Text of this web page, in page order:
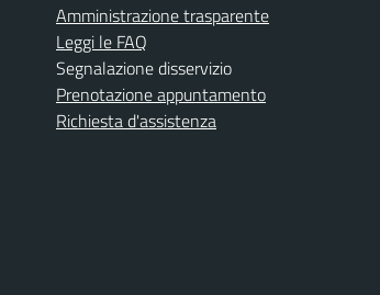
Amministrazione trasparente
Leggi le FAQ
Segnalazione disservizio
Prenotazione appuntamento
Richiesta d'assistenza